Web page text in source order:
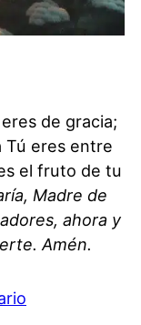
de gracia;
Tú eres entre
el fruto de tu
Madre de
ahora y
Amén.